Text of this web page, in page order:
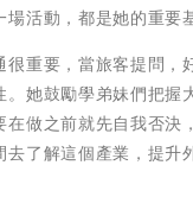
活動，都是她的重要
重要，當旅客提問
她鼓勵學弟妹們把
做之前就先自我否
了解這個產業，提